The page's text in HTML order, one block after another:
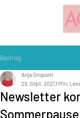
Beitrag
Newsletter
Sommerpause
Anja Grigoleit
29. Sept. 2021 1 Min.